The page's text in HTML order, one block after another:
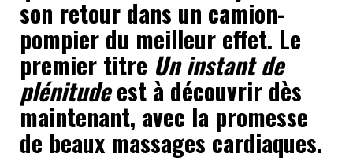
son retour dans un camion-
pompier du meilleur effet. Le
premier titre Un instant de
plénitudeest à découvrir dès
maintenant, avec la promesse
de beaux massages cardiaques.